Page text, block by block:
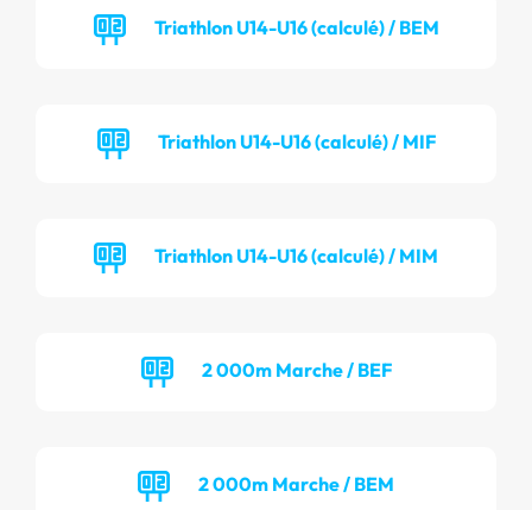
Triathlon U14-U16 (calculé) / BEM
Triathlon U14-U16 (calculé) / MIF
Triathlon U14-U16 (calculé) / MIM
2 000m Marche / BEF
2 000m Marche / BEM